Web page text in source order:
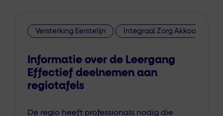
Versterking Eerstelijn Integraal Zorg Akkoord
Informatie over de Leergang
Effectief deelnemen aan
regiotafels
De regio heeft professionals nodig die